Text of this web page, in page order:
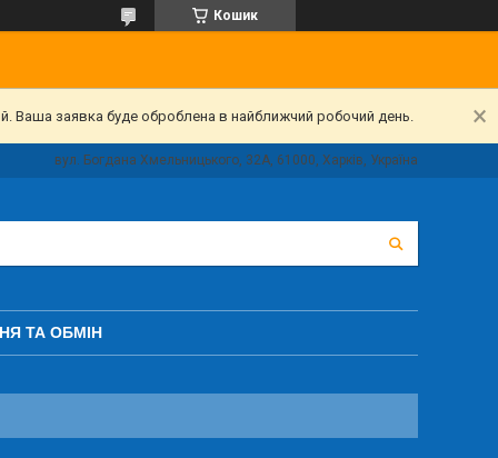
Кошик
Ваша заявка буде оброблена в найближчий робочий день.
вул. Богдана Хмельницького, 32А, 61000, Харків, Україна
ТА ОБМІН